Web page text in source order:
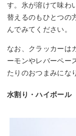
す。氷が溶けて味わ
替えるのもひとつの
んでみてください。
なお、クラッカーは
ーモンやレバーペー
たりのおつまみにな
水割り・ハイボール